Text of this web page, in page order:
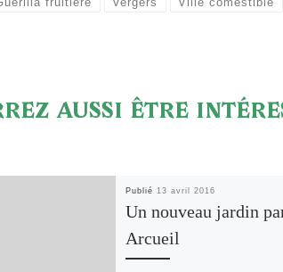
AUSSI ÊTRE
Publié 13 avril 2016
Un nouveau jardin
Arcueil